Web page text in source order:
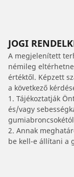
JOGI
A megjelenített
némileg
értéktől. Képzett
a következő
1. Tájékoztatják
és/vagy
2. Annak
be kell-e állítani a